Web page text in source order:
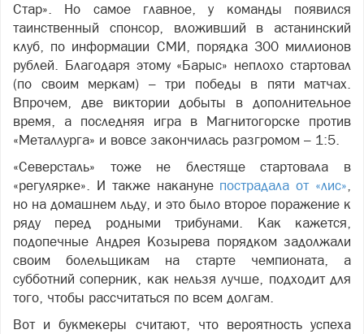
Стар». Но самое главное, у команды появился
таинственный спонсор, вложивший в астанинский
клуб, по информации СМИ, порядка 300 миллионов
рублей. Благодаря этому «Барыс» неплохо стартовал
(по своим меркам) – три победы в пяти матчах.
Впрочем, две виктории добыты в дополнительное
время, а последняя игра в Магнитогорске против
«Металлурга» и вовсе закончилась разгромом – 1:5.
«Северсталь» тоже не блестяще стартовала в
«регулярке». И также накануне пострадала от «лис»,
но на домашнем льду, и это было второе поражение к
ряду перед родными трибунами. Как кажется,
подопечные Андрея Козырева порядком задолжали
своим болельщикам на старте чемпионата, а
субботний соперник, как нельзя лучше, подходит для
того, чтобы рассчитаться по всем долгам.
Вот и букмекеры считают, что вероятность успеха